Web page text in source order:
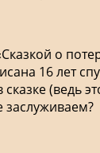
о
16 лет
(ведь
заслуживаем?